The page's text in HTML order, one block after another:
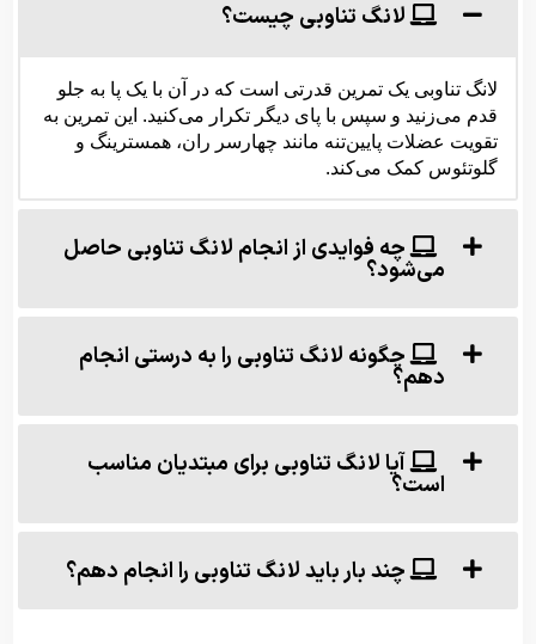
لانگ تناوبی چیست؟
لانگ تناوبی یک تمرین قدرتی است که در آن با یک پا به جلو
قدم می‌زنید و سپس با پای دیگر تکرار می‌کنید. این تمرین به
تقویت عضلات پایین‌تنه مانند چهارسر ران، همسترینگ و
گلوتئوس کمک می‌کند.
چه فوایدی از انجام لانگ تناوبی حاصل
می‌شود؟
چگونه لانگ تناوبی را به درستی انجام
دهم؟
آیا لانگ تناوبی برای مبتدیان مناسب
است؟
چند بار باید لانگ تناوبی را انجام دهم؟